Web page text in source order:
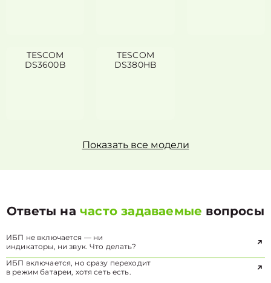
TESCOM
DS3600B
TESCOM
DS380HB
Показать все модели
Ответы начасто задаваемые вопросы
ИБП не включается — ни
индикаторы, ни звук. Что делать?
ИБП включается, но сразу переходит
в режим батареи, хотя сеть есть.